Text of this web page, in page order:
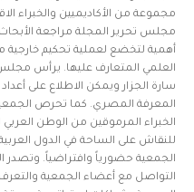
مجموعة من الأكاديميين والخبراء
مجلس تحرير المجلة مراجعة الأبحاث
أهمية لتخضع لعملية تحكيم خارجية
العلمي المتعارف عليها. يرأس مجلس
سارة الجزار ويمكن الاطلاع على
المعرفة المصري. كما تحرص
الخبراء المرموقين من الوطن
للنقاش على الساحة في الدول
الجمعية حضورياً وافتراضياً. وتصدر
التواصل مع أعضاء الجمعية